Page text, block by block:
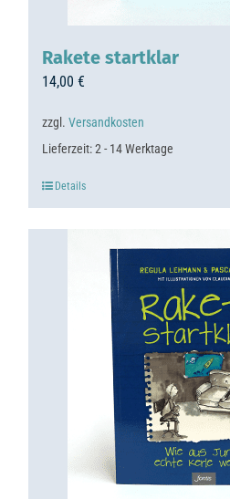
Rakete startklar
14,00 €
zzgl. Versandkosten
Lieferzeit:2 - 14 Werktage
Details